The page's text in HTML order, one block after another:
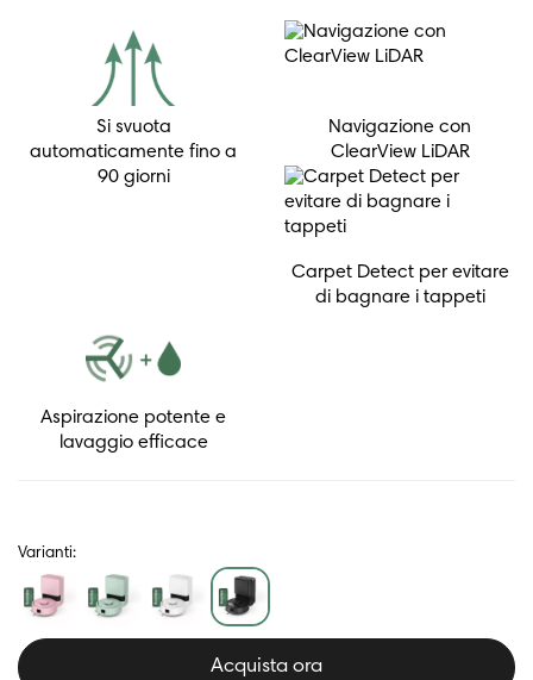
Si svuota
automaticamente fino a
90 giorni
Navigazione con
ClearView LiDAR
Carpet Detect per evitare
di bagnare i tappeti
Aspirazione potente e
lavaggio efficace
Varianti:
Acquista ora